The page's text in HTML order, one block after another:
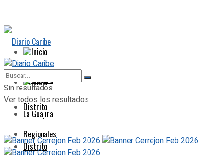
Inicio
La Guajira
Distrito
Regionales
Inicio
La Guajira
Distrito
Sin resultados
Ver todos los resultados